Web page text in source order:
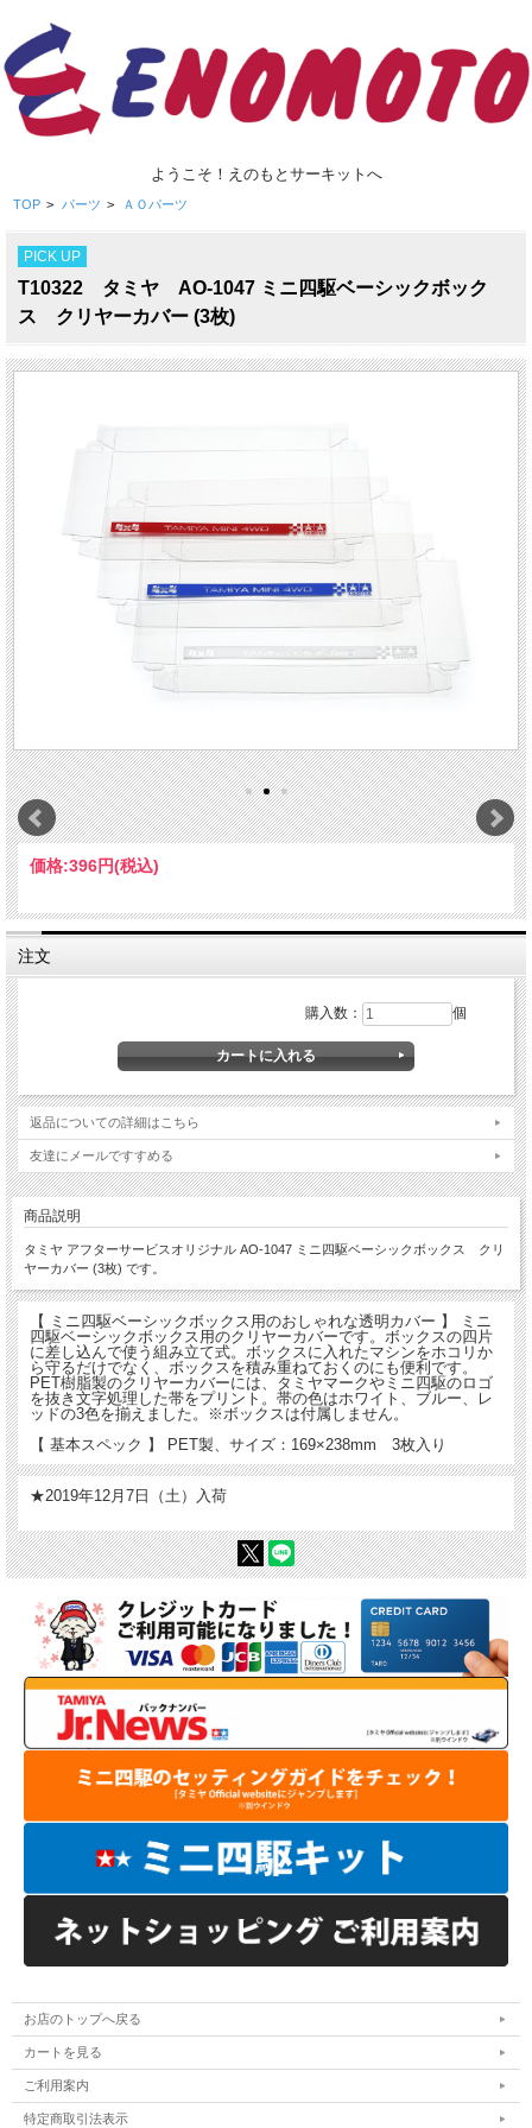
ようこそ！えのもとサーキットへ
TOP > パーツ > ＡＯパーツ
PICK UP
T10322 タミヤ AO-1047 ミニ四駆ベーシックボック
ス クリヤーカバー (3枚)
価格:396円(税込)
注文
購入数： 個
返品についての詳細はこちら
友達にメールですすめる
商品説明
タミヤ アフターサービスオリジナル AO-1047 ミニ四駆ベーシックボックス クリ
ヤーカバー (3枚) です。
【 ミニ四駆ベーシックボックス用のおしゃれな透明カバー 】 ミニ
四駆ベーシックボックス用のクリヤーカバーです。ボックスの四片
に差し込んで使う組み立て式。ボックスに入れたマシンをホコリか
ら守るだけでなく、ボックスを積み重ねておくのにも便利です。
PET樹脂製のクリヤーカバーには、タミヤマークやミニ四駆のロゴ
を抜き文字処理した帯をプリント。帯の色はホワイト、ブルー、レ
ッドの3色を揃えました。※ボックスは付属しません。
【 基本スペック 】 PET製、サイズ：169×238mm 3枚入り
★2019年12月7日（土）入荷
お店のトップへ戻る
カートを見る
ご利用案内
特定商取引法表示